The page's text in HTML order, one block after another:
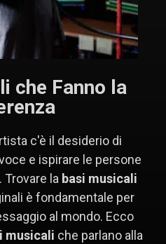
che Fanno la
c'è il desiderio di
e ispirare le persone
la basi musicali
è fondamentale per
al mondo. Ecco
musicali che parlano alla